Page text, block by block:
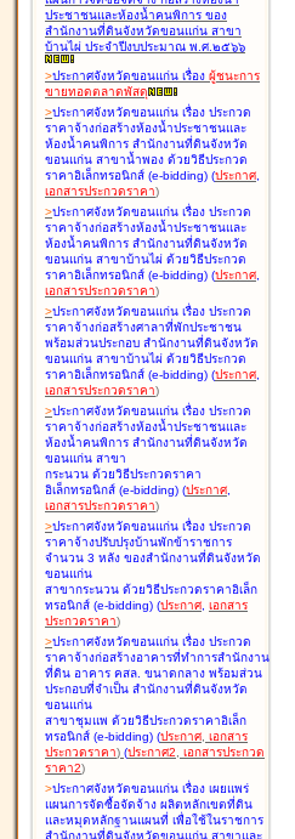
ประชาชนและห้องน้ำคนพิการ ของ
สำนักงานที่ดินจังหวัดขอนแก่น สาขา
บ้านไผ่ ประจำปีงบประมาณ พ.ศ.๒๕๖๖
>ประกาศจังหวัดขอนแก่น เรื่อง ผู้ชนะการ
ขายทอดตลาดพัสดุ
>ประกาศจังหวัดขอนแก่น เรื่อง ประกวด
ราคาจ้างก่อสร้างห้องน้ำประชาชนและ
ห้องน้ำคนพิการ สำนักงานที่ดินจังหวัด
ขอนแก่น สาขาน้ำพอง ด้วยวิธีประกวด
ราคาอิเล็กทรอนิกส์ (e-bidding) (ประกาศ,
เอกสารประกวดราคา)
>ประกาศจังหวัดขอนแก่น เรื่อง ประกวด
ราคาจ้างก่อสร้างห้องน้ำประชาชนและ
ห้องน้ำคนพิการ สำนักงานที่ดินจังหวัด
ขอนแก่น สาขาบ้านไผ่ ด้วยวิธีประกวด
ราคาอิเล็กทรอนิกส์ (e-bidding) (ประกาศ,
เอกสารประกวดราคา)
>ประกาศจังหวัดขอนแก่น เรื่อง ประกวด
ราคาจ้างก่อสร้างศาลาที่พักประชาชน
พร้อมส่วนประกอบ สำนักงานที่ดินจังหวัด
ขอนแก่น สาขาบ้านไผ่ ด้วยวิธีประกวด
ราคาอิเล็กทรอนิกส์ (e-bidding) (ประกาศ,
เอกสารประกวดราคา)
>ประกาศจังหวัดขอนแก่น เรื่อง ประกวด
ราคาจ้างก่อสร้างห้องน้ำประชาชนและ
ห้องน้ำคนพิการ สำนักงานที่ดินจังหวัด
ขอนแก่น สาขา
กระนวน ด้วยวิธีประกวดราคา
อิเล็กทรอนิกส์ (e-bidding) (ประกาศ,
เอกสารประกวดราคา)
>ประกาศจังหวัดขอนแก่น เรื่อง ประกวด
ราคาจ้างปรับปรุงบ้านพักข้าราชการ
จำนวน 3 หลัง ของสำนักงานที่ดินจังหวัด
ขอนแก่น
สาขากระนวน ด้วยวิธีประกวดราคาอิเล็ก
ทรอนิกส์ (e-bidding) (ประกาศ, เอกสาร
ประกวดราคา)
>ประกาศจังหวัดขอนแก่น เรื่อง ประกวด
ราคาจ้างก่อสร้างอาคารที่ทำการสำนักงาน
ที่ดิน อาคาร คสล. ขนาดกลาง พร้อมส่วน
ประกอบที่จำเป็น สำนักงานที่ดินจังหวัด
ขอนแก่น
สาขาชุมแพ ด้วยวิธีประกวดราคาอิเล็ก
ทรอนิกส์ (e-bidding) (ประกาศ, เอกสาร
ประกวดราคา) (ประกาศ2, เอกสารประกวด
ราคา2)
>ประกาศจังหวัดขอนแก่น เรื่อง เผยแพร่
แผนการจัดซื้อจัดจ้าง ผลิตหลักเขตที่ดิน
และหมุดหลักฐานแผนที่ เพื่อใช้ในราชการ